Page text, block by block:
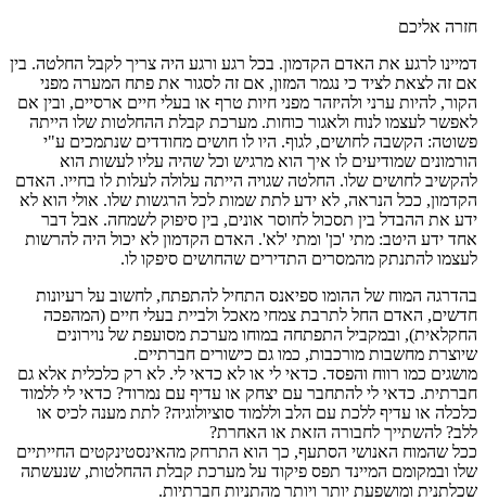
חזרה אליכם
דמיינו לרגע את האדם הקדמון. בכל רגע ורגע היה צריך לקבל החלטה. בין
אם זה לצאת לציד כי נגמר המזון, אם זה לסגור את פתח המערה מפני
הקור, להיות ערני ולהיזהר מפני חיות טרף או בעלי חיים ארסיים, ובין אם
לאפשר לעצמו לנוח ולאגור כוחות. מערכת קבלת ההחלטות שלו הייתה
פשוטה: הקשבה לחושים, לגוף. היו לו חושים מחודדים שנתמכים ע"י
הורמונים שמודיעים לו איך הוא מרגיש וכל שהיה עליו לעשות הוא
להקשיב לחושים שלו. החלטה שגויה הייתה עלולה לעלות לו בחייו. האדם
הקדמון, ככל הנראה, לא ידע לתת שמות לכל הרגשות שלו. אולי הוא לא
ידע את ההבדל בין תסכול לחוסר אונים, בין סיפוק לשמחה. אבל דבר
אחד ידע היטב: מתי 'כן' ומתי 'לא'. האדם הקדמון לא יכול היה להרשות
לעצמו להתנתק מהמסרים התדירים שהחושים סיפקו לו.
בהדרגה המוח של ההומו ספיאנס התחיל להתפתח, לחשוב על רעיונות
חדשים, האדם החל לתרבת צמחי מאכל ולביית בעלי חיים (המהפכה
החקלאית), ובמקביל התפתחה במוחו מערכת מסועפת של נוירונים
שיוצרת מחשבות מורכבות, כמו גם כישורים חברתיים.
מושגים כמו רווח והפסד. כדאי לי או לא כדאי לי. לא רק כלכלית אלא גם
חברתית. כדאי לי להתחבר עם יצחק או עדיף עם נמרוד? כדאי לי ללמוד
כלכלה או עדיף ללכת עם הלב וללמוד סוציולוגיה? לתת מענה לכיס או
ללב? להשתייך לחבורה הזאת או האחרת?
ככל שהמוח האנושי הסתעף, כך הוא התרחק מהאינסטינקטים החייתיים
שלו ובמקומם המיינד תפס פיקוד על מערכת קבלת ההחלטות, שנעשתה
שכלתנית ומושפעת יותר ויותר מהתניות חברתיות.